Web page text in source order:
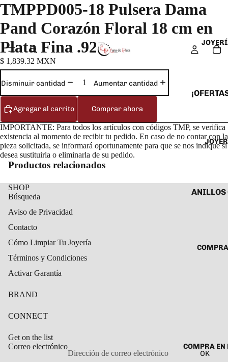
ARETES
SET DE
ANILLOS
COMPRA EN
TMPPD005-18 Pulsera Dama
Pand Corazón Floral 18 cm en
Plata Fina .925
$ 1,839.32 MXN
Disminuir cantidad Aumentar cantidad
Agregar al carrito Comprar ahora
IMPORTANTE: Para todos los artículos con códigos TMP, se verifica
existencia al momento de recibir tu pedido. En caso de no contar con la
pieza solicitada, se informará oportunamente para que se nos indique si
desea sustituirla o eliminarla de su pedido.
Productos relacionados
SHOP
Búsqueda
Aviso de Privacidad
Contacto
Cómo Limpiar Tu Joyería
Términos y Condiciones
Activar Garantía
BRAND
CONNECT
Get on the list
Correo electrónico
OK
Política de privacidad